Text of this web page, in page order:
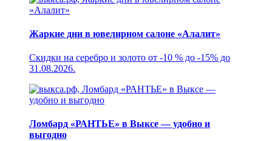
Жаркие дни в ювелирном салоне «Алалит»
Скидки на серебро и золото от -10 % до -15% до
31.08.2026.
Ломбард «РАНТЬЕ» в Выксе — удобно и
выгодно